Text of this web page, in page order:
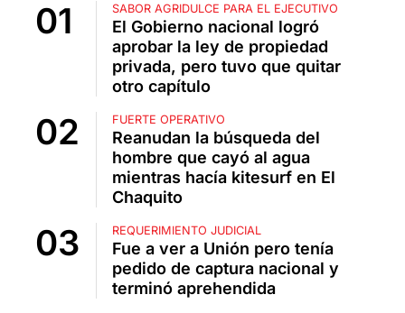
SABOR AGRIDULCE PARA EL EJECUTIVO
El Gobierno nacional logró
aprobar la ley de propiedad
privada, pero tuvo que quitar
otro capítulo
FUERTE OPERATIVO
Reanudan la búsqueda del
hombre que cayó al agua
mientras hacía kitesurf en El
Chaquito
REQUERIMIENTO JUDICIAL
Fue a ver a Unión pero tenía
pedido de captura nacional y
terminó aprehendida